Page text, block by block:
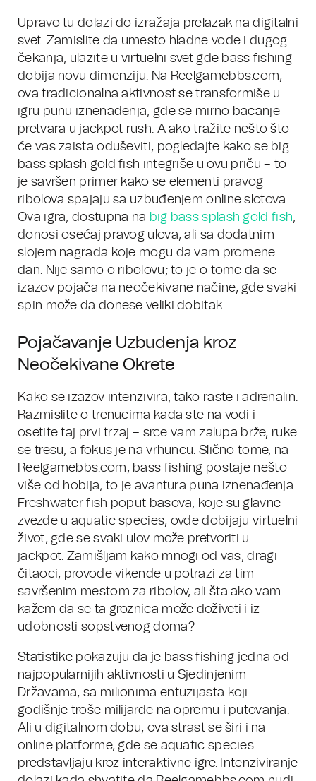
Upravo tu dolazi do izražaja prelazak na digitalni
svet. Zamislite da umesto hladne vode i dugog
čekanja, ulazite u virtuelni svet gde bass fishing
dobija novu dimenziju. Na Reelgamebbs.com,
ova tradicionalna aktivnost se transformiše u
igru punu iznenađenja, gde se mirno bacanje
pretvara u jackpot rush. A ako tražite nešto što
će vas zaista oduševiti, pogledajte kako se big
bass splash gold fish integriše u ovu priču – to
je savršen primer kako se elementi pravog
ribolova spajaju sa uzbuđenjem online slotova.
Ova igra, dostupna na big bass splash gold fish,
donosi osećaj pravog ulova, ali sa dodatnim
slojem nagrada koje mogu da vam promene
dan. Nije samo o ribolovu; to je o tome da se
izazov pojača na neočekivane načine, gde svaki
spin može da donese veliki dobitak.
Pojačavanje Uzbuđenja kroz
Neočekivane Okrete
Kako se izazov intenzivira, tako raste i adrenalin.
Razmislite o trenucima kada ste na vodi i
osetite taj prvi trzaj – srce vam zalupa brže, ruke
se tresu, a fokus je na vrhuncu. Slično tome, na
Reelgamebbs.com, bass fishing postaje nešto
više od hobija; to je avantura puna iznenađenja.
Freshwater fish poput basova, koje su glavne
zvezde u aquatic species, ovde dobijaju virtuelni
život, gde se svaki ulov može pretvoriti u
jackpot. Zamišljam kako mnogi od vas, dragi
čitaoci, provode vikende u potrazi za tim
savršenim mestom za ribolov, ali šta ako vam
kažem da se ta groznica može doživeti i iz
udobnosti sopstvenog doma?
Statistike pokazuju da je bass fishing jedna od
najpopularnijih aktivnosti u Sjedinjenim
Državama, sa milionima entuzijasta koji
godišnje troše milijarde na opremu i putovanja.
Ali u digitalnom dobu, ova strast se širi i na
online platforme, gde se aquatic species
predstavljaju kroz interaktivne igre. Intenziviranje